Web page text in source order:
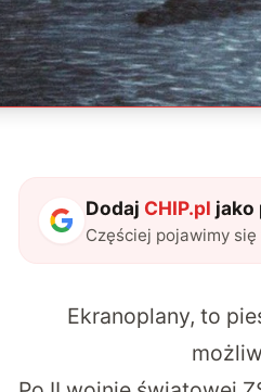
Dodaj CHIP.pl jako
Częściej pojawimy
Ekranoplany, to